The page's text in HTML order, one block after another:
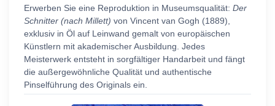
Erwerben Sie eine Reproduktion in Museumsqualität: Der
Schnitter (nach Millett) von Vincent van Gogh (1889),
exklusiv in Öl auf Leinwand gemalt von europäischen
Künstlern mit akademischer Ausbildung. Jedes
Meisterwerk entsteht in sorgfältiger Handarbeit und fängt
die außergewöhnliche Qualität und authentische
Pinselführung des Originals ein.